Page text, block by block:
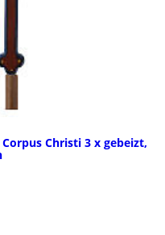
Christi 3 x gebeizt,